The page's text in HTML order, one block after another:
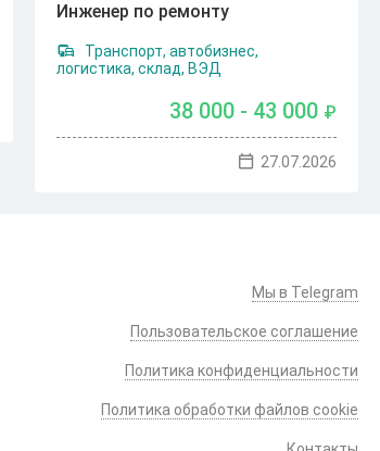
Инженер по ремонту
Транспорт, автобизнес,
логистика, склад, ВЭД
38 000 - 43 000 ₽
27.07.2026
Мы в Telegram
Пользовательское соглашение
Политика конфиденциальности
Политика обработки файлов cookie